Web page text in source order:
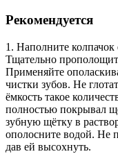
Рекомендуется
1. Наполните колпачок
Тщательно
Применяйте
чистки зубов. Не
ёмкость такое
полностью покрывал
зубную щётку в
ополосните водой. Не
дав ей высохнуть.